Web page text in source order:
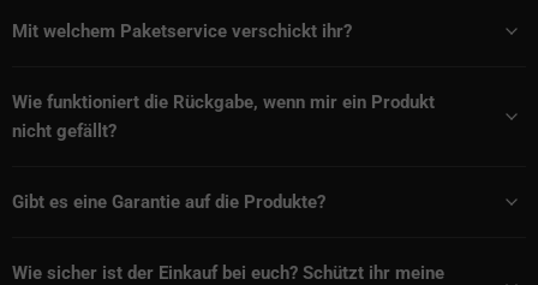
Mit welchem Paketservice verschickt ihr?
Wie funktioniert die Rückgabe, wenn mir ein Produkt
nicht gefällt?
Gibt es eine Garantie auf die Produkte?
Wie sicher ist der Einkauf bei euch? Schützt ihr meine